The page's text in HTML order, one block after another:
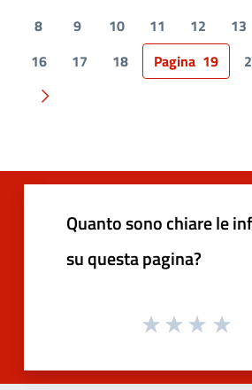
8
9 10 11 12 13
16
17 18 Pagina 19
Pagina successiva
Quanto sono chiare le
su questa pagina?